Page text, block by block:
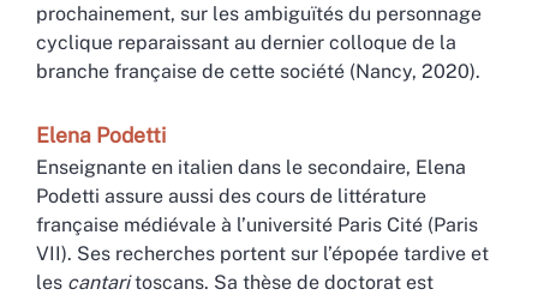
prochainement, sur les ambiguïtés du personnage
cyclique reparaissant au dernier colloque de la
branche française de cette société (Nancy, 2020).
Elena Podetti
Enseignante en italien dans le secondaire, Elena
Podetti assure aussi des cours de littérature
française médiévale à l’université Paris Cité (Paris
VII). Ses recherches portent sur l’épopée tardive et
les cantaritoscans. Sa thèse de doctorat est